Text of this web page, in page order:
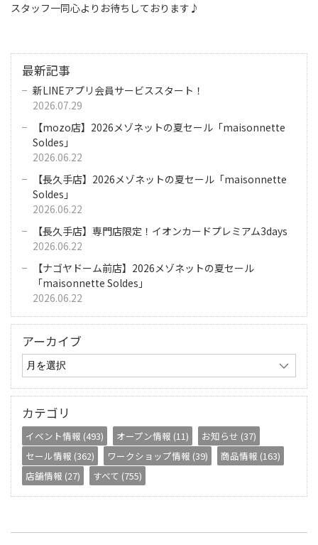
スタッフ一同心よりお待ちしております♪
最新記事
新LINEアプリ会員サービススタート！
2026.07.29
【mozo店】2026メゾネットの夏セール「maisonnette
Soldes」
2026.06.22
【長久手店】2026メゾネットの夏セール「maisonnette
Soldes」
2026.06.22
【長久手店】専門店限定！イオンカードプレミアム3days
2026.06.22
【ナゴヤドーム前店】2026メゾネットの夏セール
「maisonnette Soldes」
2026.06.22
アーカイブ
カテゴリ
イベント情報 (493) オープン情報 (11)
お知らせ (37)
セール情報 (362)
ワークショップ情報 (39)
商品情報 (163)
店舗情報 (27)
すべて (755)